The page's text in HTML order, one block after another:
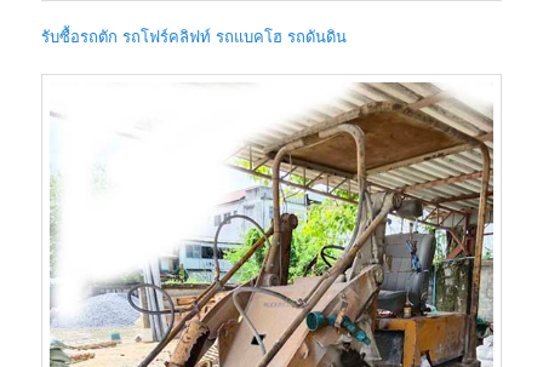
รับซื้อรถตัก รถโฟร์คลิฟท์ รถแบคโฮ รถดันดิน